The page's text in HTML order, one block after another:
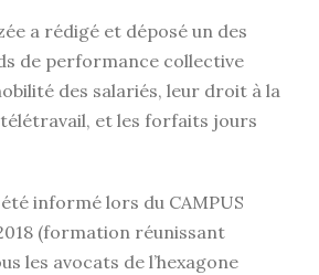
a rédigé et déposé un des
de performance collective
des salariés, leur droit à la
et les forfaits jours
informé lors du CAMPUS
(formation réunissant
les avocats de l’hexagone